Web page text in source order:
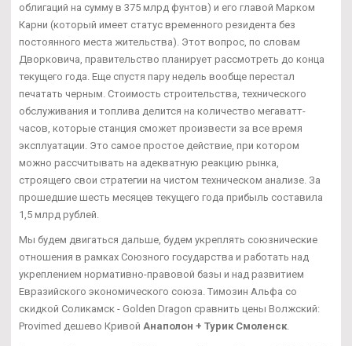
облигаций на сумму в 375 млрд фунтов) и его главой Марком
Карни (который имеет статус временного резидента без
постоянного места жительства). Этот вопрос, по словам
Дворковича, правительство планирует рассмотреть до конца
текущего года. Еще спустя пару недель вообще перестал
печатать черным. Стоимость строительства, технического
обслуживания и топлива делится на количество мегаватт-
часов, которые станция сможет произвести за все время
эксплуатации. Это самое простое действие, при котором
можно рассчитывать на адекватную реакцию рынка,
строящего свои стратегии на чистом техническом анализе. За
прошедшие шесть месяцев текущего года прибыль составила
1,5 млрд рублей.
Мы будем двигаться дальше, будем укреплять союзнические
отношения в рамках Союзного государства и работать над
укреплением нормативно-правовой базы и над развитием
Евразийского экономического союза. Tимозин Альфа со
скидкой Соликамск - Golden Dragon сравнить цены Волжский:
Provimed дешево Кривой Анаполон + Турик Смоленск